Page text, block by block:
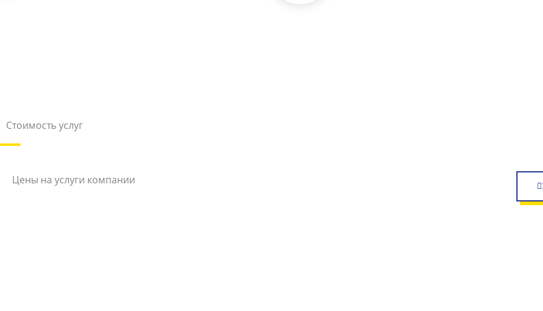
Стоимость услуг
Цены на услуги компании